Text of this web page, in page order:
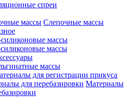
спреи
Слепочные массы
массы
массы
массы
для регистрации прикуса
Материалы